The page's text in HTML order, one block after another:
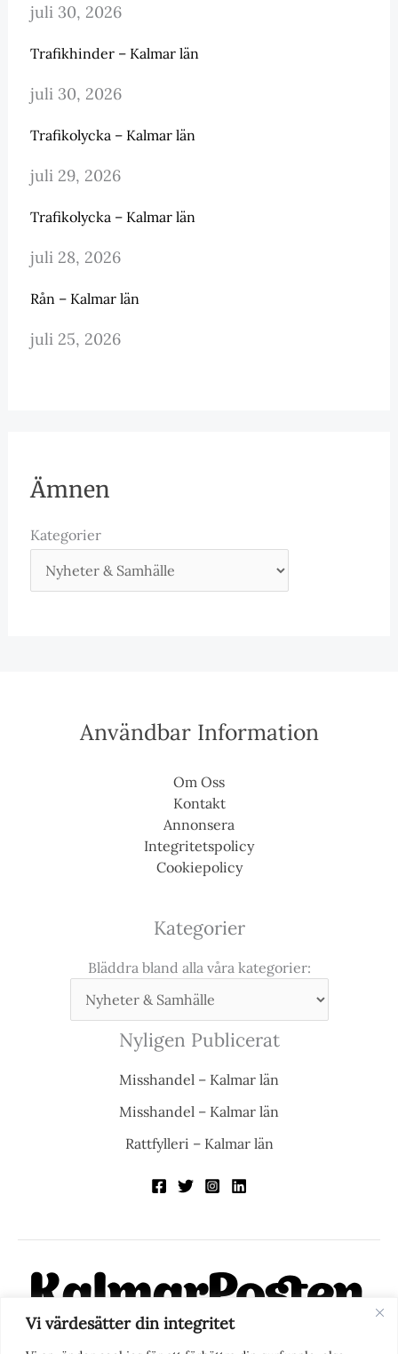
Vi värdesätter din integritet
juli 30, 2026
Trafikhinder – Kalmar län
juli 30, 2026
Trafikolycka – Kalmar län
juli 29, 2026
Trafikolycka – Kalmar län
juli 28, 2026
Rån – Kalmar län
juli 25, 2026
Ämnen
Kategorier
Användbar Information
Om Oss
Kontakt
Annonsera
Integritetspolicy
Cookiepolicy
Kategorier
Bläddra bland alla våra kategorier:
Nyligen Publicerat
Misshandel – Kalmar län
Misshandel – Kalmar län
Rattfylleri – Kalmar län
KalmarPosten är en modern lokalnyhetstidning på nätet. Med